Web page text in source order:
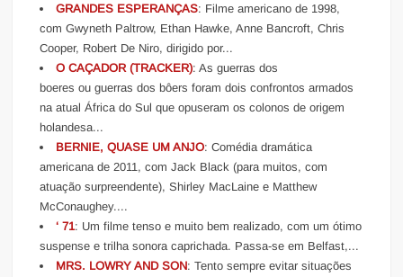
GRANDES ESPERANÇAS: Filme americano de 1998,
com Gwyneth Paltrow, Ethan Hawke, Anne Bancroft, Chris
Cooper, Robert De Niro, dirigido por...
O CAÇADOR (TRACKER): As guerras dos
boeres ou guerras dos bôers foram dois confrontos armados
na atual África do Sul que opuseram os colonos de origem
holandesa...
BERNIE, QUASE UM ANJO: Comédia dramática
americana de 2011, com Jack Black (para muitos, com
atuação surpreendente), Shirley MacLaine e Matthew
McConaughey....
‘ 71: Um filme tenso e muito bem realizado, com um ótimo
suspense e trilha sonora caprichada. Passa-se em Belfast,...
MRS. LOWRY AND SON: Tento sempre evitar situações